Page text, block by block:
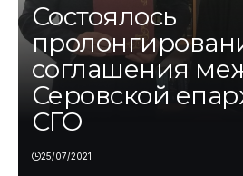
Состоялось
соглашения
Серовской
СГО
25/07/2021